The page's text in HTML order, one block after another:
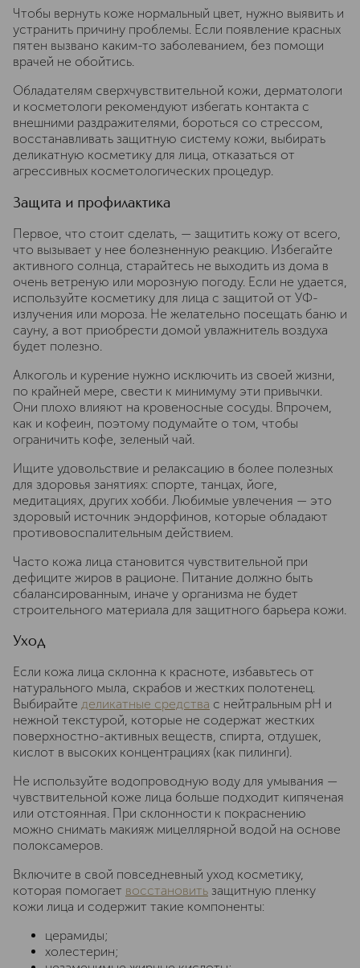
Чтобы вернуть коже нормальный цвет, нужно выявить и
устранить причину проблемы. Если появление красных
пятен вызвано каким-то заболеванием, без помощи
врачей не обойтись.
Обладателям сверхчувствительной кожи, дерматологи
и косметологи рекомендуют избегать контакта с
внешними раздражителями, бороться со стрессом,
восстанавливать защитную систему кожи, выбирать
деликатную косметику для лица, отказаться от
агрессивных косметологических процедур.
Защита и профилактика
Первое, что стоит сделать, — защитить кожу от всего,
что вызывает у нее болезненную реакцию. Избегайте
активного солнца, старайтесь не выходить из дома в
очень ветреную или морозную погоду. Если не удается,
используйте косметику для лица с защитой от УФ-
излучения или мороза. Не желательно посещать баню и
сауну, а вот приобрести домой увлажнитель воздуха
будет полезно.
Алкоголь и курение нужно исключить из своей жизни,
по крайней мере, свести к минимуму эти привычки.
Они плохо влияют на кровеносные сосуды. Впрочем,
как и кофеин, поэтому подумайте о том, чтобы
ограничить кофе, зеленый чай.
Ищите удовольствие и релаксацию в более полезных
для здоровья занятиях: спорте, танцах, йоге,
медитациях, других хобби. Любимые увлечения — это
здоровый источник эндорфинов, которые обладают
противовоспалительным действием.
Часто кожа лица становится чувствительной при
дефиците жиров в рационе. Питание должно быть
сбалансированным, иначе у организма не будет
строительного материала для защитного барьера кожи.
Уход
Если кожа лица склонна к красноте, избавьтесь от
натурального мыла, скрабов и жестких полотенец.
Выбирайте деликатные средства с нейтральным pH и
нежной текстурой, которые не содержат жестких
поверхностно-активных веществ, спирта, отдушек,
кислот в высоких концентрациях (как пилинги).
Не используйте водопроводную воду для умывания —
чувствительной коже лица больше подходит кипяченая
или отстоянная. При склонности к покраснению
можно снимать макияж мицеллярной водой на основе
полоксамеров.
Включите в свой повседневный уход косметику,
которая помогает восстановить защитную пленку
кожи лица и содержит такие компоненты:
церамиды;
холестерин;